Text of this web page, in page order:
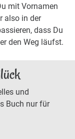
mit Vornamen
also in der
dass Du
den Weg läufst.
und
Buch nur für